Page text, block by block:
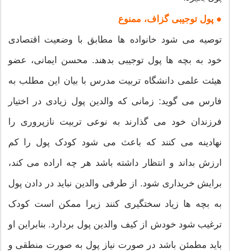
● پول توجیبی گزاف، ممنوع
توصیه می شود خانواده ها مطابق با وضعیت اقتصادی
خود به بچه ها پول توجیبی بدهند. محسن ایمانی، عضو
هیئت علمی دانشگاه تربیت مدرس با بیان این مطلب به
فارس می گوید: زمانی که والدین پول زیادی در اختیار
فرزندان خود می گذارند به نوعی تربیت نازپروری را
نهادینه می کنند که باعث می شود کودک پول را کم
ارزش بداند و انتظار داشته باشد هر چه اراده می کند،
برایش خریداری شود. از طرفی والدین نباید در دادن پول
به بچه ها زیاد سختگیری کنند زیرا ممکن است کودک
ترغیب شود خودش از کیف والدین پول بردارد. بنابراین او
باید مطمئن باشد در صورت نیاز پول به صورت منطقی و